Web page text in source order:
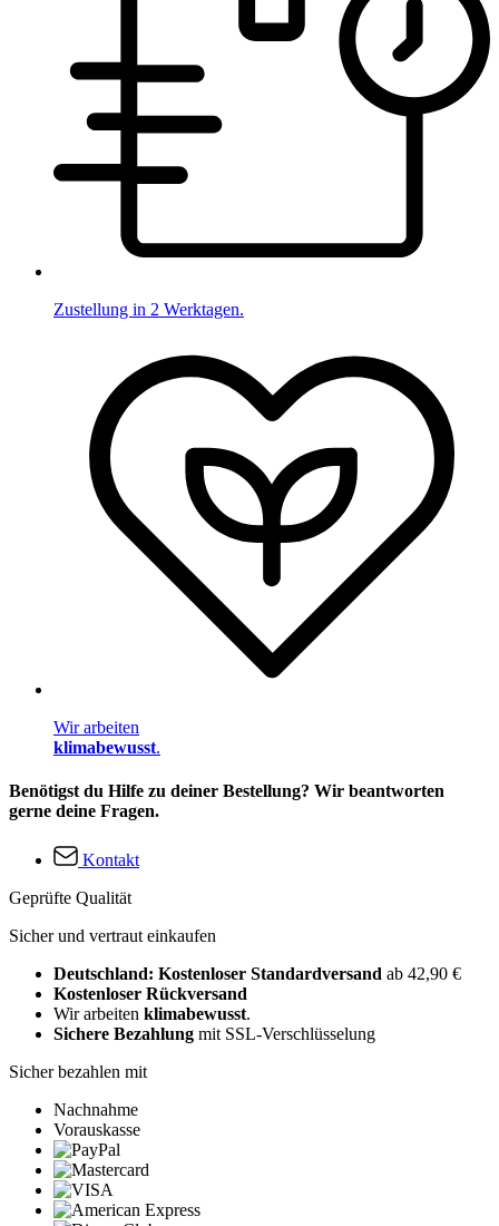
Zustellung in 2 Werktagen.
Wir arbeiten
klimabewusst.
Benötigst du Hilfe zu deiner Bestellung? Wir beantworten
gerne deine Fragen.
Kontakt
Geprüfte Qualität
Sicher und vertraut einkaufen
Deutschland: Kostenloser Standardversand ab 42,90 €
Kostenloser Rückversand
Wir arbeiten klimabewusst.
Sichere Bezahlung mit SSL-Verschlüsselung
Sicher bezahlen mit
Nachnahme
Vorauskasse